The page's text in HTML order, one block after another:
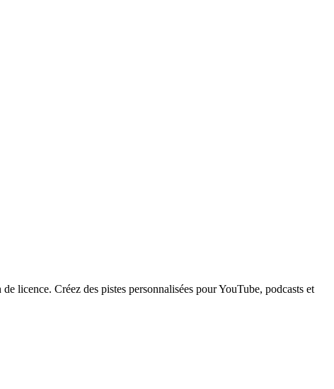
licence. Créez des pistes personnalisées pour YouTube, podcasts et